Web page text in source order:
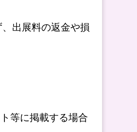
出展料の返金や損
等に掲載する場合